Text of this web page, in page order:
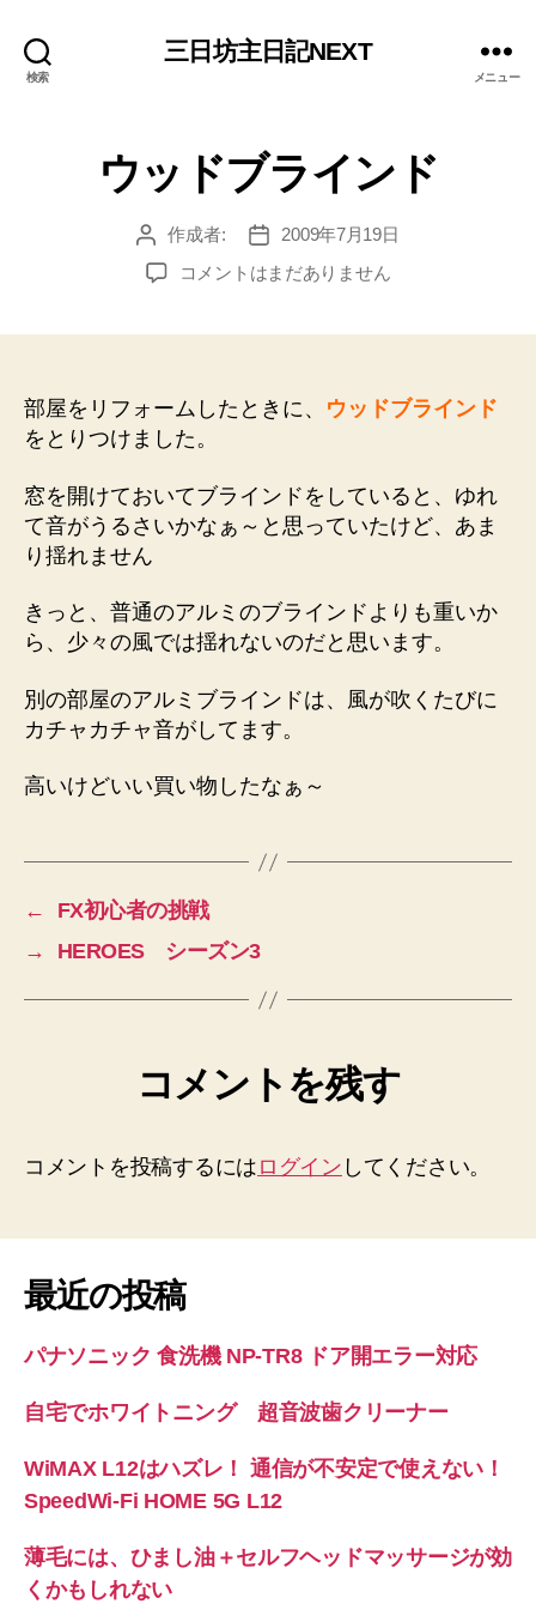
検索
三日坊主日記NEXT
メニュー
ウッドブラインド
投
稿
者
作成者:
投
稿
日
2009年7月19日
ウ
イ
ン
ド
の
コメントはまだありません
部屋をリフォームしたときに、 ウッドブラインド
をとりつけました。
窓を開けておいてブラインドをしていると、ゆれ
て音がうるさいかなぁ～と思っていたけど、あま
り揺れません
きっと、普通のアルミのブラインドよりも重いか
ら、少々の風では揺れないのだと思います。
別の部屋のアルミブラインドは、風が吹くたびに
カチャカチャ音がしてます。
高いけどいい買い物したなぁ～
←
FX初心者の挑戦
→
HEROES シーズン3
コメントを残す
コメントを投稿するには ログイン してください。
最近の投稿
パナソニック 食洗機 NP-TR8 ドア開エラー対応
自宅でホワイトニング 超音波歯クリーナー
WiMAX L12はハズレ！ 通信が不安定で使えない！
SpeedWi-Fi HOME 5G L12
薄毛には、ひまし油＋セルフヘッドマッサージが効
くかもしれない